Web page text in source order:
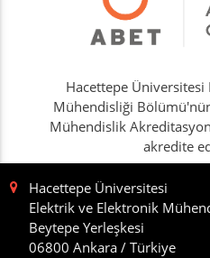
Hacettepe
Mühendisliği
Mühendislik
akredite
Hacettepe Üniversitesi
Elektrik ve Elektronik
Beytepe Yerleşkesi
06800 Ankara / Türkiye